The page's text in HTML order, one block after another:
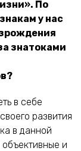
По
у нас
знатоками
в себе
развития
в данной
и